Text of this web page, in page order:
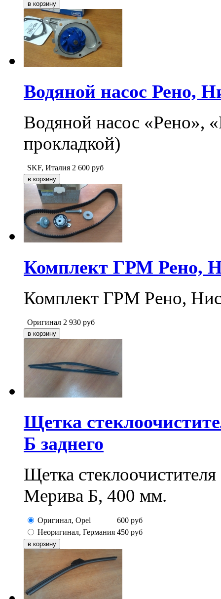
Водяной насос Рено,
Водяной насос «Рено»,
прокладкой)
SKF, Италия 2 600 руб
Комплект ГРМ Рено,
Комплект ГРМ Рено,
Оригинал 2 930 руб
Щетка
Б заднего
Щетка
Мерива Б, 400 мм.
Оригинал, Opel 600 руб
Неоригинал, Германия 450 руб